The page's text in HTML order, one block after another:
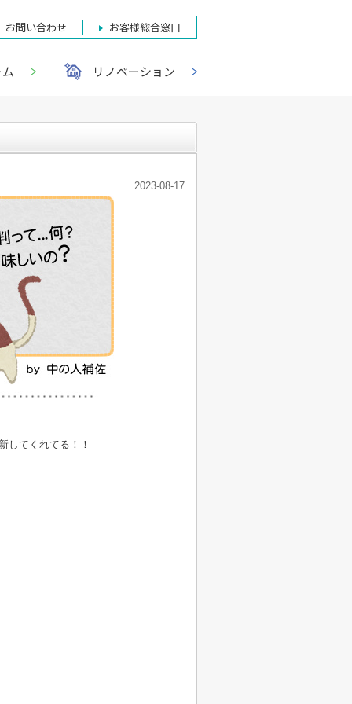
お問い合わせ お客様総合窓口
リノベーション
2023-08-17
してくれてる！！